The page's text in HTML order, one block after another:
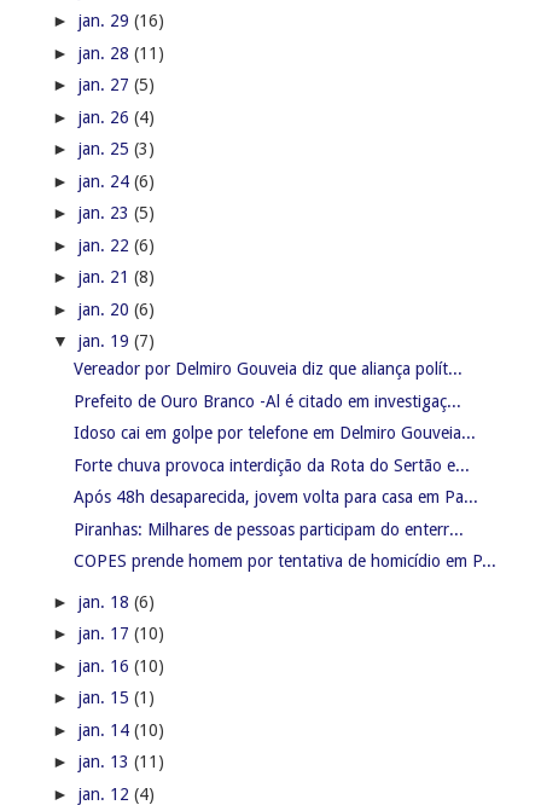
► jan. 29 (16)
► jan. 28 (11)
► jan. 27 (5)
► jan. 26 (4)
► jan. 25 (3)
► jan. 24 (6)
► jan. 23 (5)
► jan. 22 (6)
► jan. 21 (8)
► jan. 20 (6)
▼ jan. 19 (7)
Vereador por Delmiro Gouveia diz que aliança polít...
Prefeito de Ouro Branco -Al é citado em investigaç...
Idoso cai em golpe por telefone em Delmiro Gouveia...
Forte chuva provoca interdição da Rota do Sertão e...
Após 48h desaparecida, jovem volta para casa em Pa...
Piranhas: Milhares de pessoas participam do enterr...
COPES prende homem por tentativa de homicídio em P...
► jan. 18 (6)
► jan. 17 (10)
► jan. 16 (10)
► jan. 15 (1)
► jan. 14 (10)
► jan. 13 (11)
► jan. 12 (4)